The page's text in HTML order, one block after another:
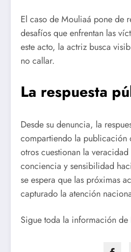
El caso de Mouliaá pone de
desafíos que enfrentan las
este acto, la actriz busca
no callar.
La respuesta
Desde su denuncia, la
compartiendo la publicación
otros cuestionan la
conciencia y sensibilidad
se espera que las próximas
capturado la atención
Sigue toda la información de